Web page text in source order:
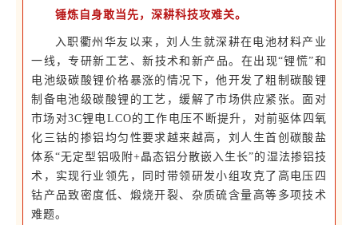
锤炼自身敢当先，深耕科技攻难关。
入职衢州华友以来，刘人生就深耕在电池材料产业
一线，专研新工艺、新技术和新产品。在出现“锂慌”和
电池级碳酸锂价格暴涨的情况下，他开发了粗制碳酸锂
制备电池级碳酸锂的工艺，缓解了市场供应紧张。面对
市场对3C锂电LCO的工作电压不断提升，对前驱体四氧
化三钴的掺铝均匀性要求越来越高，刘人生首创碳酸盐
体系“无定型铝吸附+晶态铝分散嵌入生长”的湿法掺铝技
术，实现行业领先，同时带领研发小组攻克了高电压四
钴产品致密度低、煅烧开裂、杂质硫含量高等多项技术
难题。